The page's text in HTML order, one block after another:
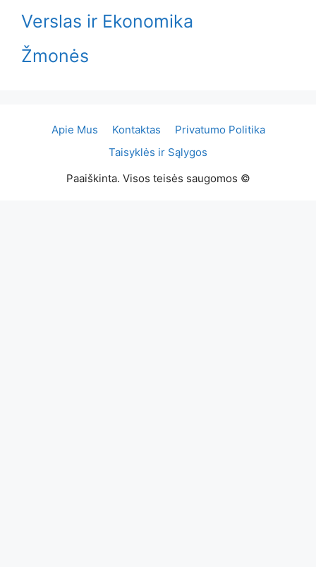
Verslas ir Ekonomika
Žmonės
Apie Mus Kontaktas
Privatumo Politika
Taisyklės ir Sąlygos
Paaiškinta. Visos teisės saugomos ©